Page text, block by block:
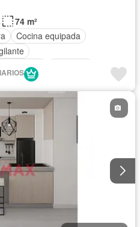
74 m²
Cocina equipada
Piscina